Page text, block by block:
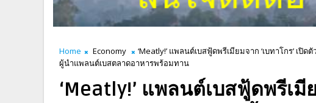
Home Economy
‘Meatly!’ แพลนต์เบสฟู้ดพรีเมียมจาก ‘เบทาโกร’ เปิ
ผู้นำแพลนต์เบสตลาดอาหารพร้อมทาน
‘Meatly!’ แพลนต์เบสฟู้ดพรีเมี